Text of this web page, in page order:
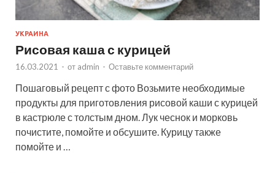
УКРАИНА
Рисовая каша с курицей
16.03.2021 - от admin - Оставьте комментарий
Пошаговый рецепт с фото Возьмите необходимые
продукты для приготовления рисовой каши с курицей
в кастрюле с толстым дном. Лук чеснок и морковь
почистите, помойте и обсушите. Курицу также
помойте и …